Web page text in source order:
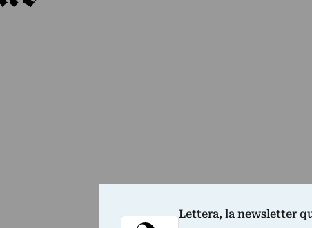
Lettera, la newsletter